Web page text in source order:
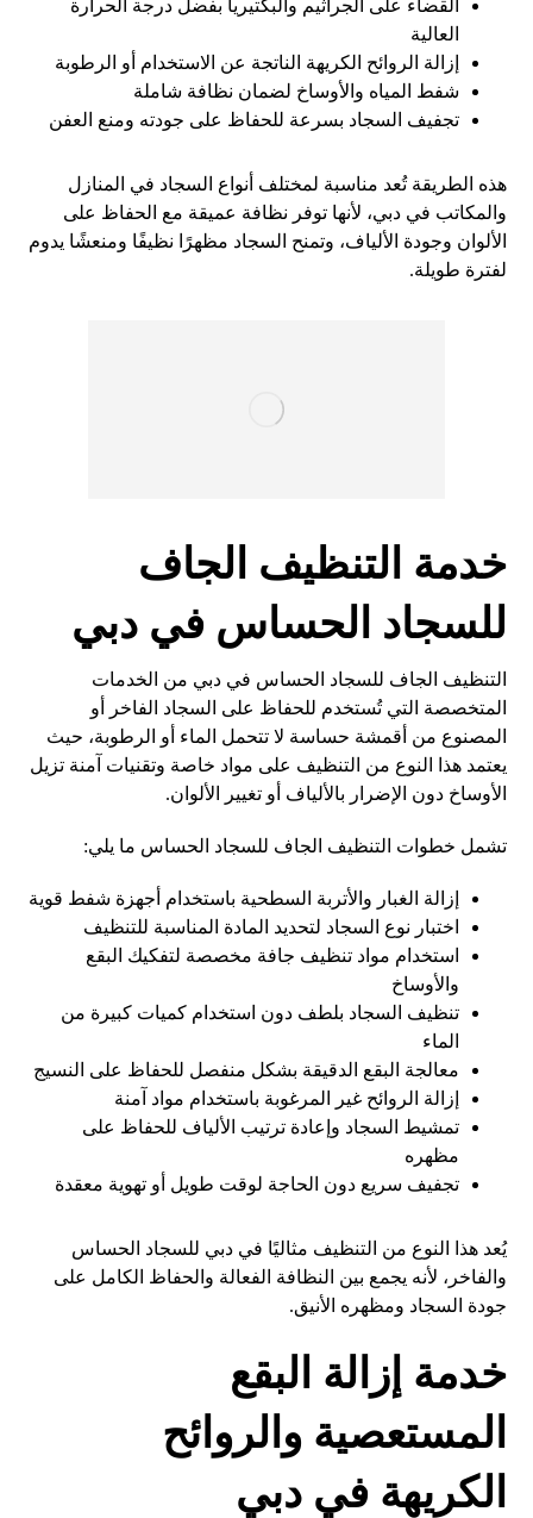
القضاء على الجراثيم والبكتيريا بفضل درجة الحرارة
العالية
إزالة الروائح الكريهة الناتجة عن الاستخدام أو الرطوبة
شفط المياه والأوساخ لضمان نظافة شاملة
تجفيف السجاد بسرعة للحفاظ على جودته ومنع العفن
هذه الطريقة تُعد مناسبة لمختلف أنواع السجاد في المنازل
والمكاتب في دبي، لأنها توفر نظافة عميقة مع الحفاظ على
الألوان وجودة الألياف، وتمنح السجاد مظهرًا نظيفًا ومنعشًا يدوم
لفترة طويلة.
خدمة التنظيف الجاف
للسجاد الحساس في دبي
التنظيف الجاف للسجاد الحساس في دبي من الخدمات
المتخصصة التي تُستخدم للحفاظ على السجاد الفاخر أو
المصنوع من أقمشة حساسة لا تتحمل الماء أو الرطوبة، حيث
يعتمد هذا النوع من التنظيف على مواد خاصة وتقنيات آمنة تزيل
الأوساخ دون الإضرار بالألياف أو تغيير الألوان.
تشمل خطوات التنظيف الجاف للسجاد الحساس ما يلي:
إزالة الغبار والأتربة السطحية باستخدام أجهزة شفط قوية
اختبار نوع السجاد لتحديد المادة المناسبة للتنظيف
استخدام مواد تنظيف جافة مخصصة لتفكيك البقع
والأوساخ
تنظيف السجاد بلطف دون استخدام كميات كبيرة من
الماء
معالجة البقع الدقيقة بشكل منفصل للحفاظ على النسيج
إزالة الروائح غير المرغوبة باستخدام مواد آمنة
تمشيط السجاد وإعادة ترتيب الألياف للحفاظ على
مظهره
تجفيف سريع دون الحاجة لوقت طويل أو تهوية معقدة
يُعد هذا النوع من التنظيف مثاليًا في دبي للسجاد الحساس
والفاخر، لأنه يجمع بين النظافة الفعالة والحفاظ الكامل على
جودة السجاد ومظهره الأنيق.
خدمة إزالة البقع
المستعصية والروائح
الكريهة في دبي